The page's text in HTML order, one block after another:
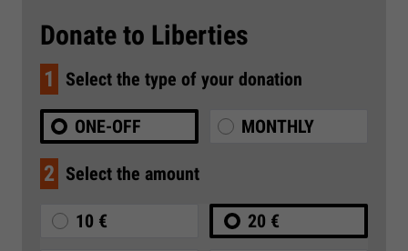
Donate to Liberties
1 Select the type of your donation
ONE-OFF MONTHLY
2 Select the amount
10 € 20 €